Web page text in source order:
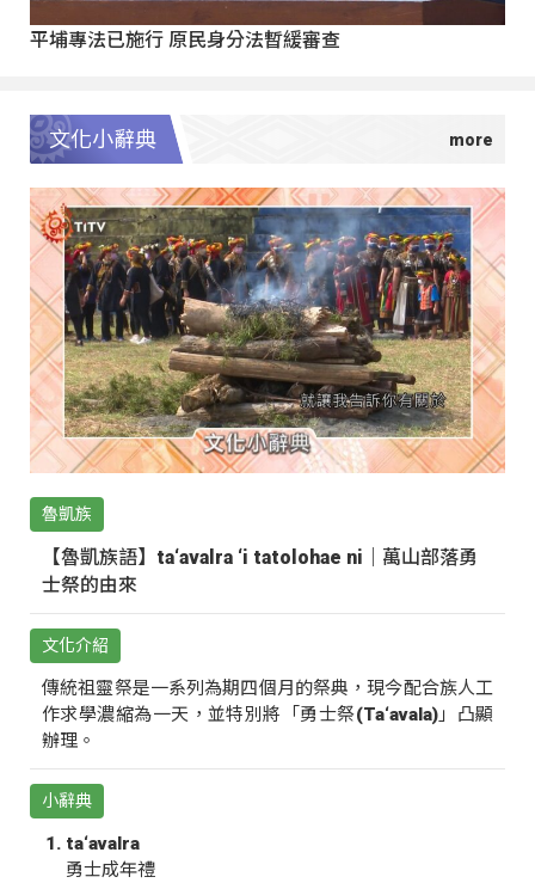
平埔專法已施行 原民身分法暫緩審查
文化小辭典
魯凱族
【魯凱族語】ta‘avalra ‘i tatolohae ni｜萬山部落勇
士祭的由來
文化介紹
傳統祖靈祭是一系列為期四個月的祭典，現今配合族人工
作求學濃縮為一天，並特別將「勇士祭(Ta‘avala)」凸顯
辦理。
小辭典
ta‘avalra
勇士成年禮